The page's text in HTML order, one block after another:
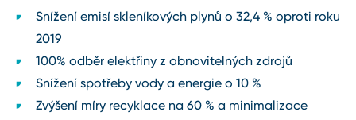
Snížení emisí skleníkových plynů o 32,4 % oproti roku
2019
100% odběr elektřiny z obnovitelných zdrojů
Snížení spotřeby vody a energie o 10 %
Zvýšení míry recyklace na 60 % a minimalizace